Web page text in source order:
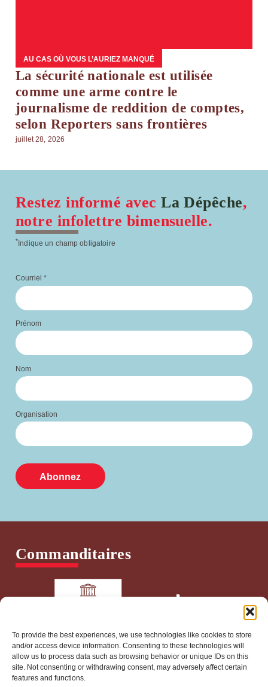
To provide the best experiences, we use technologies like cookies to store
and/or access device information. Consenting to these technologies will
allow us to process data such as browsing behavior or unique IDs on this
site. Not consenting or withdrawing consent, may adversely affect certain
features and functions.
AU CAS OÙ VOUS L’AURIEZ MANQUÉ
La sécurité nationale est utilisée
comme une arme contre le
journalisme de reddition de comptes,
selon Reporters sans frontières
juillet 28, 2026
Restez informé avecLa Dépêche,
notre infolettre bimensuelle.
*Indique un champ obligatoire
Courriel *
Prénom
Nom
Organisation
Commanditaires